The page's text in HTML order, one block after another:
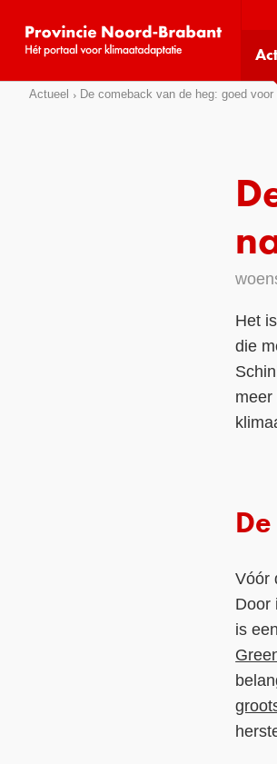
media
Actueel De comeback van de heg: goed
Het
die
meer
Vóór
Door
is